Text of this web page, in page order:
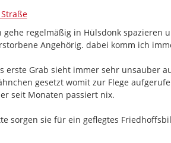
gehe regelmäßig in Hülsdonk spazieren
Angehörig. dabei komm ich
erste Grab sieht immer sehr unsauber
gesetzt womit zur Flege
seit Monaten passiert nix.
sorgen sie für ein geflegtes